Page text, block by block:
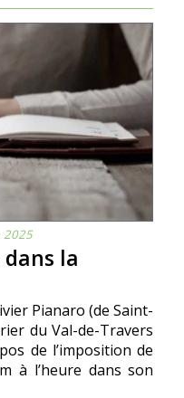
dans la
Pianaro (de Saint-
du Val-de-Travers
de l’imposition de
à l’heure dans son